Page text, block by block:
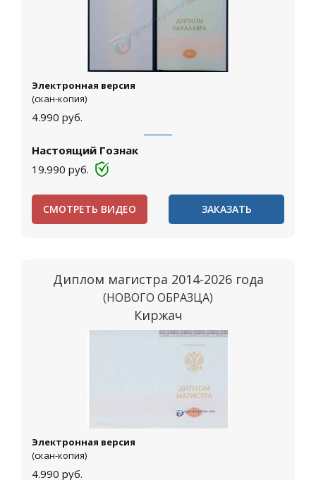
Электронная версия
(скан-копия)
4.990 руб.
Настоящий Гознак
19.990 руб.
СМОТРЕТЬ ВИДЕО ЗАКАЗАТЬ
Диплом магистра 2014-2026 года
(НОВОГО ОБРАЗЦА)
Киржач
Электронная версия
(скан-копия)
4.990 руб.